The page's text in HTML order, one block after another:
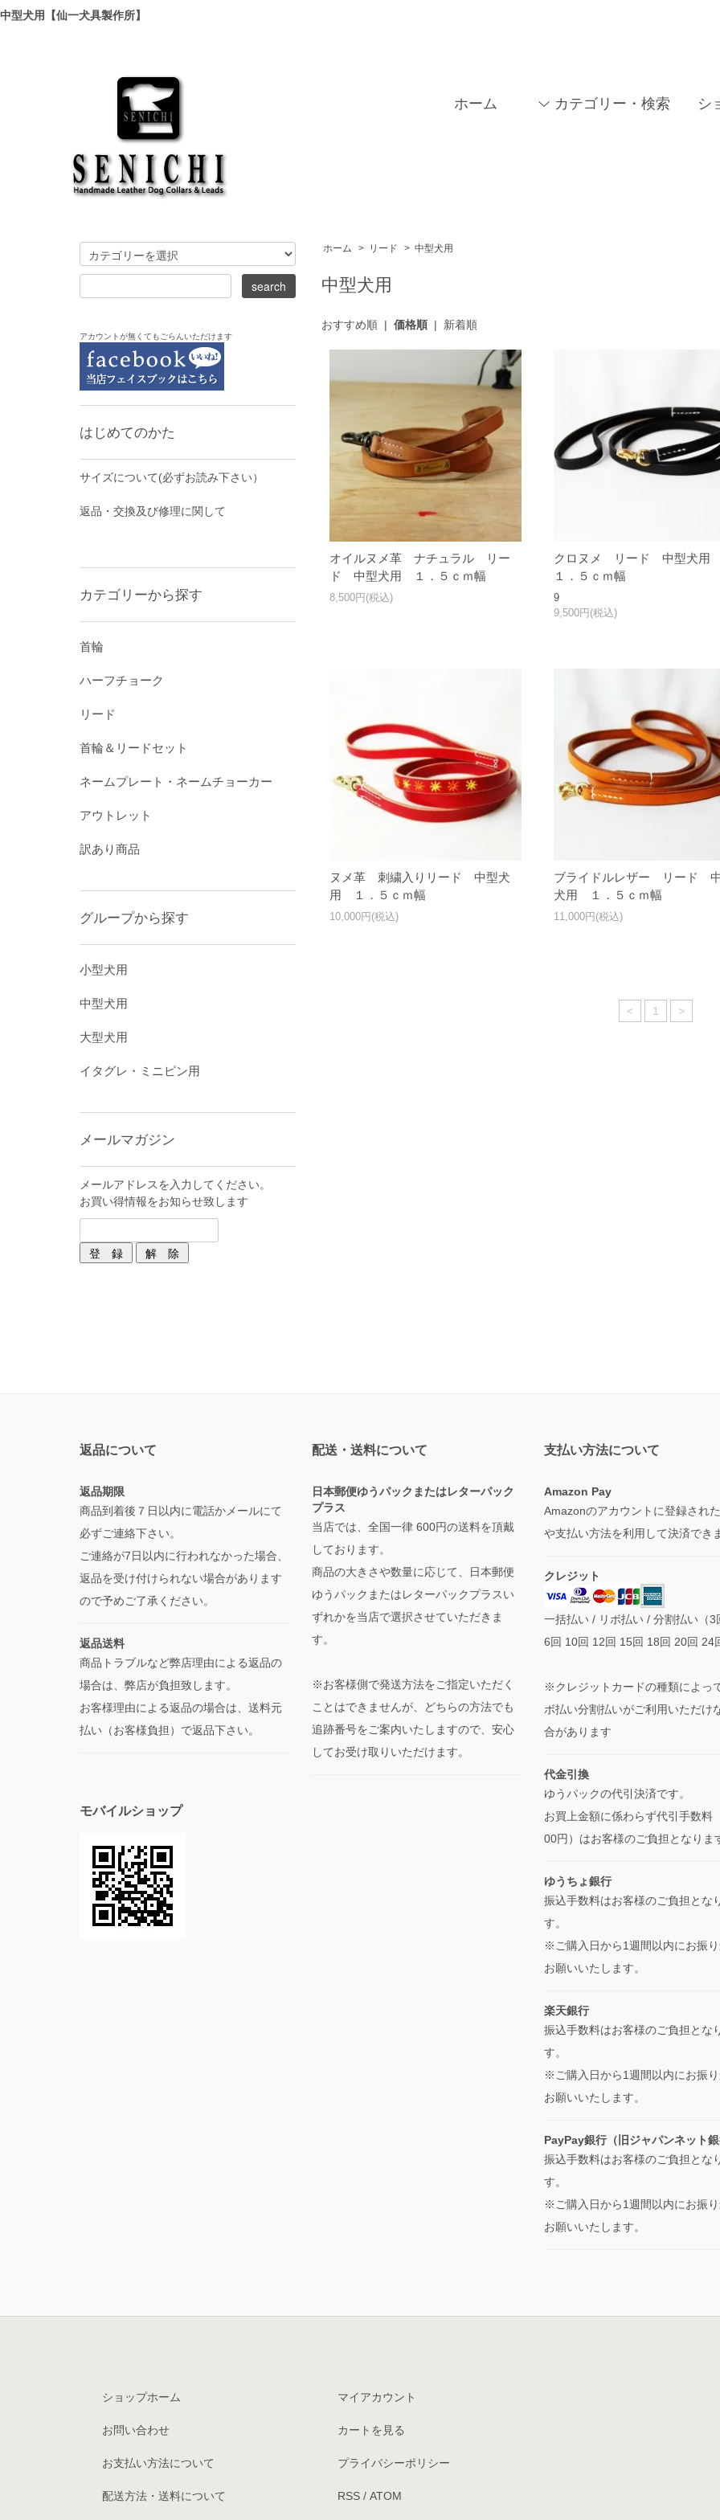
中型犬用【仙一犬具製作所】
ホーム カテゴリー・検索 シ
ホーム > リード > 中型犬用
中型犬用
おすすめ順| 価格順| 新着順
オイルヌメ革 ナチュラル リー
ド 中型犬用 １．５ｃｍ幅
8,500円(税込)
クロヌメ リード 中型犬
１．５ｃｍ幅
9
9,500円(税込)
ヌメ革 刺繍入りリード 中型犬
用 １．５ｃｍ幅
10,000円(税込)
ブライドルレザー リード
犬用 １．５ｃｍ幅
11,000円(税込)
< 1 >
アカウントが無くてもごらんいただけます
はじめてのかた
サイズについて(必ずお読み下さい）
返品・交換及び修理に関して
カテゴリーから探す
首輪
ハーフチョーク
リード
首輪＆リードセット
ネームプレート・ネームチョーカー
アウトレット
訳あり商品
グループから探す
小型犬用
中型犬用
大型犬用
イタグレ・ミニピン用
メールマガジン
メールアドレスを入力してください。
お買い得情報をお知らせ致します
返品について
返品期限
商品到着後７日以内に電話かメールにて
必ずご連絡下さい。
ご連絡が7日以内に行われなかった場合、
返品を受け付けられない場合があります
ので予めご了承ください。
返品送料
商品トラブルなど弊店理由による返品の
場合は、弊店が負担致します。
お客様理由による返品の場合は、送料元
払い（お客様負担）で返品下さい。
配送・送料について
日本郵便ゆうパックまたはレターパック
プラス
当店では、全国一律 600円の送料を頂戴
しております。
商品の大きさや数量に応じて、日本郵便
ゆうパックまたはレターパックプラスい
ずれかを当店で選択させていただきま
す。
※お客様側で発送方法をご指定いただく
ことはできませんが、どちらの方法でも
追跡番号をご案内いたしますので、安心
してお受け取りいただけます。
支払い方法について
Amazon Pay
Amazonのアカウントに登録され
や支払い方法を利用して決済でき
クレジット
一括払い / リボ払い / 分割払い（3
6回 10回 12回 15回 18回 20回 24
※クレジットカードの種類によっ
ボ払い分割払いがご利用いただけ
合があります
代金引換
ゆうパックの代引決済です。
お買上金額に係わらず代引手数料
00円）はお客様のご負担となりま
ゆうちょ銀行
振込手数料はお客様のご負担とな
す。
※ご購入日から1週間以内にお振
お願いいたします。
楽天銀行
振込手数料はお客様のご負担とな
す。
※ご購入日から1週間以内にお振
お願いいたします。
PayPay銀行（旧ジャパンネット
振込手数料はお客様のご負担とな
す。
※ご購入日から1週間以内にお振
お願いいたします。
モバイルショップ
ショップホーム
お問い合わせ
お支払い方法について
配送方法・送料について
マイアカウント
カートを見る
プライバシーポリシー
RSS/ ATOM